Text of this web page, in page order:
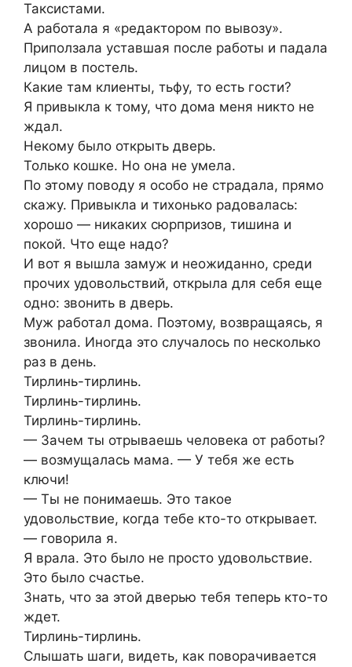
Таксистами.
А работала я «редактором по вывозу».
Приползала уставшая после работы и падала
лицом в постель.
Какие там клиенты, тьфу, то есть гости?
Я привыкла к тому, что дома меня никто не
ждал.
Некому было открыть дверь.
Только кошке. Но она не умела.
По этому поводу я особо не страдала, прямо
скажу. Привыкла и тихонько радовалась:
хорошо — никаких сюрпризов, тишина и
покой. Что еще надо?
И вот я вышла замуж и неожиданно, среди
прочих удовольствий, открыла для себя еще
одно: звонить в дверь.
Муж работал дома. Поэтому, возвращаясь, я
звонила. Иногда это случалось по несколько
раз в день.
Тирлинь-тирлинь.
Тирлинь-тирлинь.
Тирлинь-тирлинь.
— Зачем ты отрываешь человека от работы?
— возмущалась мама. — У тебя же есть
ключи!
— Ты не понимаешь. Это такое
удовольствие, когда тебе кто-то открывает.
— говорила я.
Я врала. Это было не просто удовольствие.
Это было счастье.
Знать, что за этой дверью тебя теперь кто-то
ждет.
Тирлинь-тирлинь.
Слышать шаги, видеть, как поворачивается